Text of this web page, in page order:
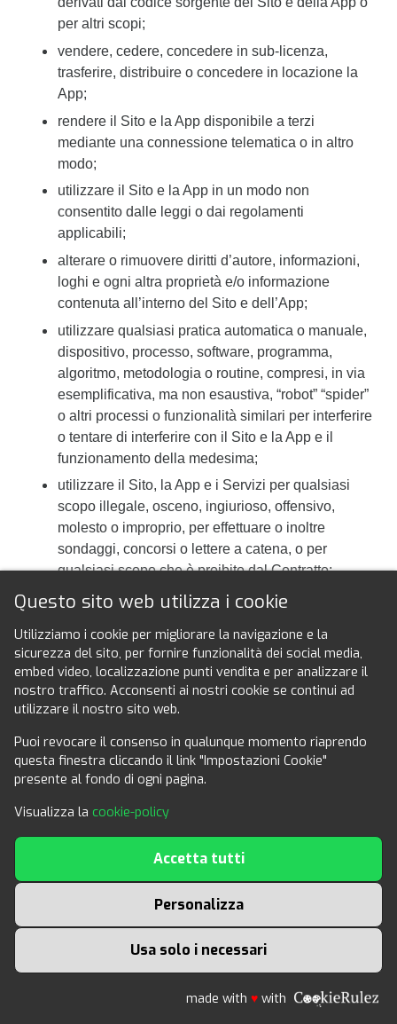
per altri scopi;
vendere, cedere, concedere in sub-licenza,
trasferire, distribuire o concedere in locazione la
App;
rendere il Sito e la App disponibile a terzi
mediante una connessione telematica o in altro
modo;
utilizzare il Sito e la App in un modo non
consentito dalle leggi o dai regolamenti
applicabili;
alterare o rimuovere diritti d’autore, informazioni,
loghi e ogni altra proprietà e/o informazione
contenuta all’interno del Sito e dell’App;
utilizzare qualsiasi pratica automatica o manuale,
dispositivo, processo, software, programma,
algoritmo, metodologia o routine, compresi, in via
esemplificativa, ma non esaustiva, “robot” “spider”
o altri processi o funzionalità similari per interferire
o tentare di interferire con il Sito e la App e il
funzionamento della medesima;
utilizzare il Sito, la App e i Servizi per qualsiasi
scopo illegale, osceno, ingiurioso, offensivo,
molesto o improprio, per effettuare o inoltre
sondaggi, concorsi o lettere a catena, o per
qualsiasi scopo che è proibito dal Contratto;
pubblicare sul Sito e sulla App qualsiasi
di terzi (ciascuno degli utilizzi qui sopra richiamati
è definito un “Utilizzo Non Autorizzato”).
RTP Comunicazione si riserva qualsiasi diritto non
espressamente attribuito all’Utente ai sensi del presente
documento e mantiene la titolarità di tutti i diritti sul Sito,
sulla App e sui Servizi. La titolarità e la proprietà del Sito
della App e di ogni suo miglioramento, aggiornamento,
modifica o integrazione, così come tutti i diritti di autore,
App, rimangono di RTP Comunicazione.
costo o spesa derivante da un Utilizzo Non Autorizzato.
Qualora l’Utente venisse a conoscenza di un Utilizzo
Non Autorizzato da parte di terzi, dovrà immediatamente
notificare l’accaduto a RTP Comunicazione e dovrà
altresì fornire a RTP Comunicazione l’assistenza
Questo sito web utilizza i cookie
Utilizziamo i cookie per migliorare la navigazione e la
sicurezza del sito, per fornire funzionalità dei social media,
embed video, localizzazione punti vendita e per analizzare il
nostro traffico. Acconsenti ai nostri cookie se continui ad
utilizzare il nostro sito web.
Puoi revocare il consenso in qualunque momento riaprendo
questa finestra cliccando il link "Impostazioni Cookie"
presente al fondo di ogni pagina.
Visualizza la cookie-policy
Usa solo i necessari
Personalizza
Accetta tutti
made with ♥with